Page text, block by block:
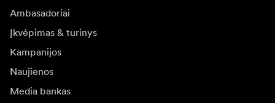
Ambasadoriai
Įkvėpimas & turinys
Kampanijos
Naujienos
Media bankas